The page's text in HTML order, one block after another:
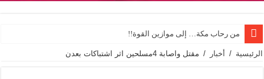
من رحاب مكة… إلى موازين القوة!!
الرئيسية / أخبار / مقتل واصابة 4مسلحين اثر اشتباكات بعدن